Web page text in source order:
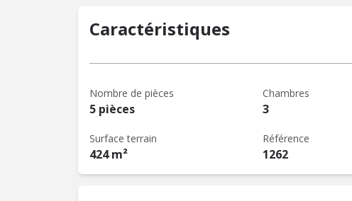
Caractéristiques
Nombre de pièces
5 pièces
Chambres
3
Surface terrain
424 m²
Référence
1262